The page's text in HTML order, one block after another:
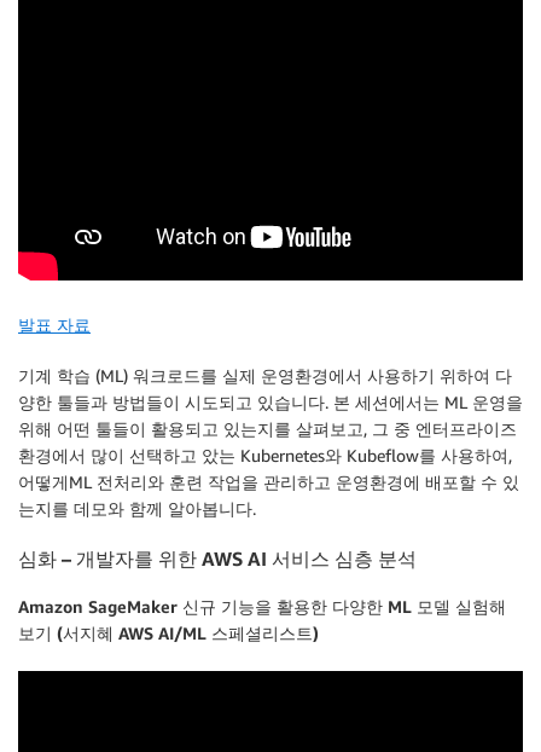
발표 자료
기계 학습 (ML) 워크로드를 실제 운영환경에서 사용하기 위하여 다
양한 툴들과 방법들이 시도되고 있습니다. 본 세션에서는 ML 운영을
위해 어떤 툴들이 활용되고 있는지를 살펴보고, 그 중 엔터프라이즈
환경에서 많이 선택하고 았는 Kubernetes와 Kubeflow를 사용하여,
어떻게ML 전처리와 훈련 작업을 관리하고 운영환경에 배포할 수 있
는지를 데모와 함께 알아봅니다.
심화 – 개발자를 위한 AWS AI 서비스 심층 분석
Amazon SageMaker 신규 기능을 활용한 다양한 ML 모델 실험해
보기 (서지혜 AWS AI/ML 스페셜리스트)